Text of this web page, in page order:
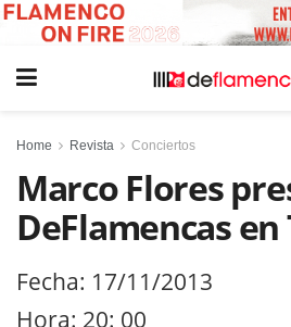
Home Revista Conciertos
Marco Flores
DeFlamencas
Fecha: 17/11/2013
Hora: 20: 00